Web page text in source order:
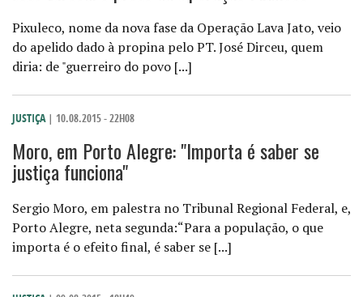
Pixuleco, nome da nova fase da Operação Lava Jato, veio
do apelido dado à propina pelo PT. José Dirceu, quem
diria: de "guerreiro do povo [...]
JUSTIÇA | 10.08.2015 - 22H08
Moro, em Porto Alegre: "Importa é saber se
justiça funciona"
Sergio Moro, em palestra no Tribunal Regional Federal, e,
Porto Alegre, neta segunda:“Para a população, o que
importa é o efeito final, é saber se [...]